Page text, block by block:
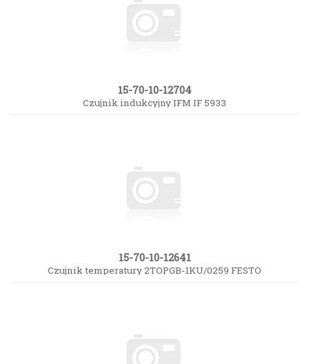
15-70-10-12704
Czujnik indukcyjny IFM IF 5933
15-70-10-12641
Czujnik temperatury 2TOPGB-1KU/0259 FESTO